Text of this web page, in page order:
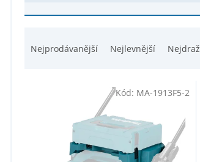
Nejprodávanější Nejlevnější
Kód: MA-1913F5-2